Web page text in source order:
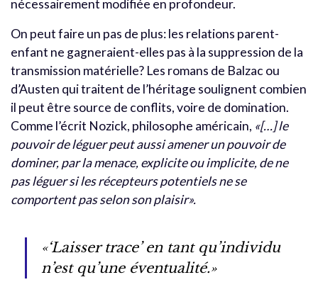
nécessairement modifiée en profondeur.
On peut faire un pas de plus: les relations parent-
enfant ne gagneraient-elles pas à la suppression de la
transmission matérielle? Les romans de Balzac ou
d’Austen qui traitent de l’héritage soulignent combien
il peut être source de conflits, voire de domination.
Comme l’écrit Nozick, philosophe américain, «[…] le
pouvoir de léguer peut aussi amener un pouvoir de
dominer, par la menace, explicite ou implicite, de ne
pas léguer si les récepteurs potentiels ne se
comportent pas selon son plaisir».
«‘Laisser trace’ en tant qu’individu
n’est qu’une éventualité.»